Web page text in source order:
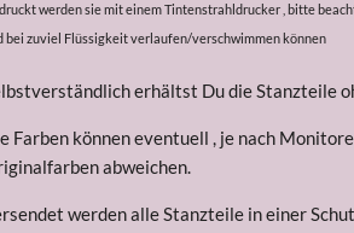
werden sie mit einem Tintenstrahldrucker , bitte
bei zuviel Flüssigkeit verlaufen/verschwimmen können
erhältst Du die Stanzteile
Farben können eventuell , je nach
abweichen.
werden alle Stanzteile in einer